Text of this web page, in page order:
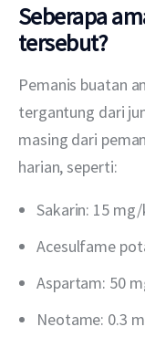
Seberapa
tersebut?
Pemanis buatan
tergantung dari
masing dari
harian, seperti:
Sakarin: 15
Acesulfame
Aspartam: 50
Neotame: 0.3